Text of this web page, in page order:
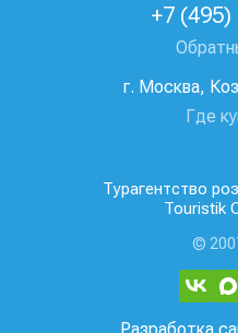
Турагентство
©
+7
г. Москва,
Где